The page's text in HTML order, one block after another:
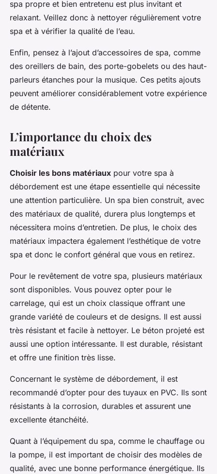
spa propre et bien entretenu est plus invitant et
relaxant. Veillez donc à nettoyer régulièrement votre
spa et à vérifier la qualité de l’eau.
Enfin, pensez à l’ajout d’accessoires de spa, comme
des oreillers de bain, des porte-gobelets ou des haut-
parleurs étanches pour la musique. Ces petits ajouts
peuvent améliorer considérablement votre expérience
de détente.
L’importance du choix des
matériaux
Choisir les bons matériaux pour votre spa à
débordement est une étape essentielle qui nécessite
une attention particulière. Un spa bien construit, avec
des matériaux de qualité, durera plus longtemps et
nécessitera moins d’entretien. De plus, le choix des
matériaux impactera également l’esthétique de votre
spa et donc le confort général que vous en retirez.
Pour le revêtement de votre spa, plusieurs matériaux
sont disponibles. Vous pouvez opter pour le
carrelage, qui est un choix classique offrant une
grande variété de couleurs et de designs. Il est aussi
très résistant et facile à nettoyer. Le béton projeté est
aussi une option intéressante. Il est durable, résistant
et offre une finition très lisse.
Concernant le système de débordement, il est
recommandé d’opter pour des tuyaux en PVC. Ils sont
résistants à la corrosion, durables et assurent une
excellente étanchéité.
Quant à l’équipement du spa, comme le chauffage ou
la pompe, il est important de choisir des modèles de
qualité, avec une bonne performance énergétique. Ils